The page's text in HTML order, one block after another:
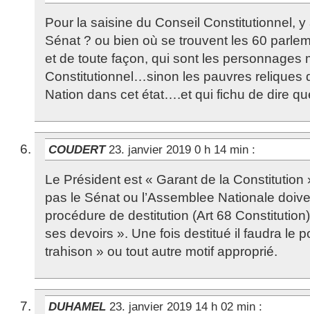
Pour la saisine du Conseil Constitutionnel,
Sénat ? ou bien où se trouvent les 60
et de toute façon, qui sont les personnages
Constitutionnel…sinon les pauvres reliques
Nation dans cet état….et qui fichu de dire
COUDERT23. janvier 2019 0 h 14 min :
Le Président est « Garant de la Constitution
pas le Sénat ou l’Assemblee Nationale
procédure de destitution (Art 68
ses devoirs ». Une fois destitué il faudra le
trahison » ou tout autre motif approprié.
DUHAMEL 23. janvier 2019 14 h 02 min :